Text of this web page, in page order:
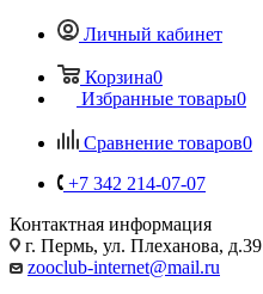
Личный кабинет
Корзина0
Избранные товары0
Сравнение товаров0
+7 342 214-07-07
Контактная информация
г. Пермь, ул. Плеханова, д.39
zooclub-internet@mail.ru